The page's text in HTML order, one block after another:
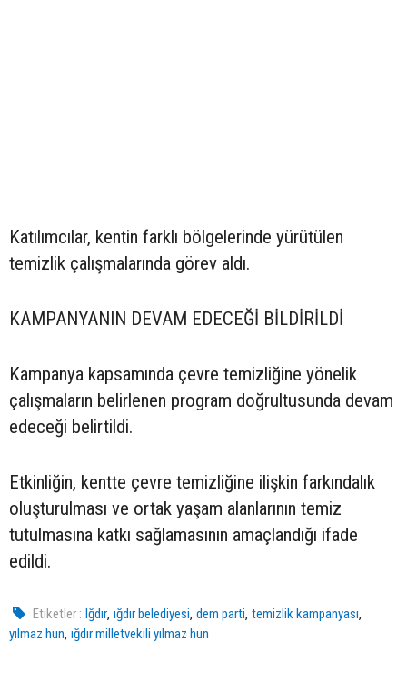
Katılımcılar, kentin farklı bölgelerinde yürütülen
temizlik çalışmalarında görev aldı.
KAMPANYANIN DEVAM EDECEĞİ BİLDİRİLDİ
Kampanya kapsamında çevre temizliğine yönelik
çalışmaların belirlenen program doğrultusunda devam
edeceği belirtildi.
Etkinliğin, kentte çevre temizliğine ilişkin farkındalık
oluşturulması ve ortak yaşam alanlarının temiz
tutulmasına katkı sağlamasının amaçlandığı ifade
edildi.
Etiketler : Iğdır,ığdır belediyesi,dem parti,temizlik kampanyası,
yılmaz hun, ığdır milletvekili yılmaz hun